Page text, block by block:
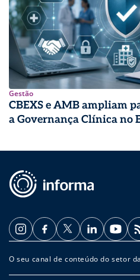
Gestão
CBEXS e AMB ampliam
a Governança Clínica no
O seu canal de conteúdo do setor